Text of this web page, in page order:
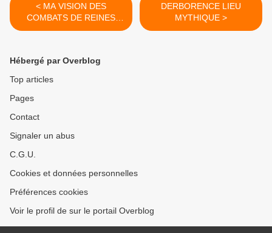
< MA VISION DES
COMBATS DE REINES
2016
DERBORENCE LIEU
MYTHIQUE >
Hébergé par Overblog
Top articles
Pages
Contact
Signaler un abus
C.G.U.
Cookies et données personnelles
Préférences cookies
Voir le profil de sur le portail Overblog